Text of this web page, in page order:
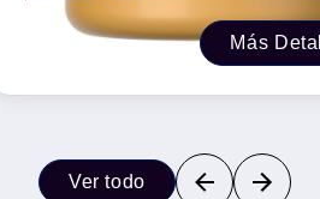
DCPT730DW, MFCT930DW
Más
Ver todo